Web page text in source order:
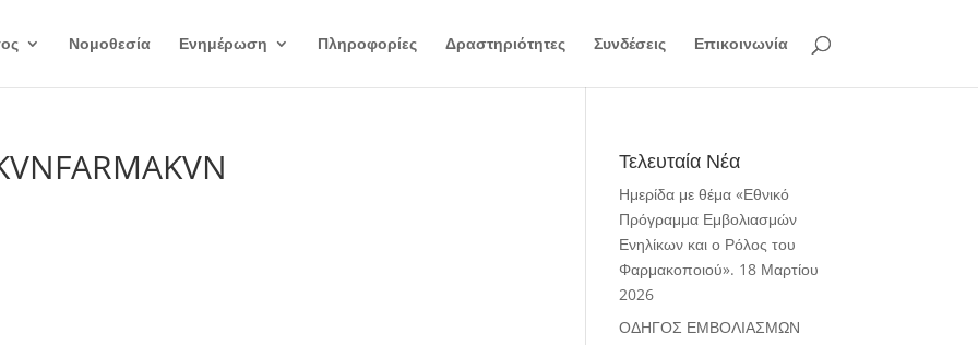
Νομοθεσία Ενημέρωση Πληροφορίες Δραστηριότητες Συνδέσεις Επικοινωνία
Τελευταία Νέα
Ημερίδα με θέμα «Εθνικό
Πρόγραμμα Εμβολιασμών
Ενηλίκων και ο Ρόλος του
Φαρμακοποιού». 18 Μαρτίου
2026
ΟΔΗΓΟΣ ΕΜΒΟΛΙΑΣΜΩΝ